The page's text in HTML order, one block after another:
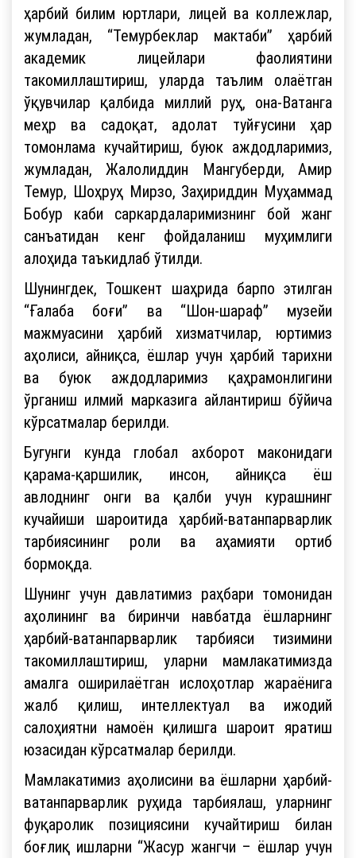
ҳарбий билим юртлари, лицей ва коллежлар,
жумладан, “Темурбеклар мактаби” ҳарбий
академик лицейлари фаолиятини
такомиллаштириш, уларда таълим олаётган
ўқувчилар қалбида миллий руҳ, она-Ватанга
меҳр ва садоқат, адолат туйғусини ҳар
томонлама кучайтириш, буюк аждодларимиз,
жумладан, Жалолиддин Мангуберди, Амир
Темур, Шоҳруҳ Мирзо, Заҳириддин Муҳаммад
Бобур каби саркардаларимизнинг бой жанг
санъатидан кенг фойдаланиш муҳимлиги
алоҳида таъкидлаб ўтилди.
Шунингдек, Тошкент шаҳрида барпо этилган
“Ғалаба боғи” ва “Шон-шараф” музейи
мажмуасини ҳарбий хизматчилар, юртимиз
аҳолиси, айниқса, ёшлар учун ҳарбий тарихни
ва буюк аждодларимиз қаҳрамонлигини
ўрганиш илмий марказига айлантириш бўйича
кўрсатмалар берилди.
Бугунги кунда глобал ахборот маконидаги
қарама-қаршилик, инсон, айниқса ёш
авлоднинг онги ва қалби учун курашнинг
кучайиши шароитида ҳарбий-ватанпарварлик
тарбиясининг роли ва аҳамияти ортиб
бормоқда.
Шунинг учун давлатимиз раҳбари томонидан
аҳолининг ва биринчи навбатда ёшларнинг
ҳарбий-ватанпарварлик тарбияси тизимини
такомиллаштириш, уларни мамлакатимизда
амалга оширилаётган ислоҳотлар жараёнига
жалб қилиш, интеллектуал ва ижодий
салоҳиятни намоён қилишга шароит яратиш
юзасидан кўрсатмалар берилди.
Мамлакатимиз аҳолисини ва ёшларни ҳарбий-
ватанпарварлик руҳида тарбиялаш, уларнинг
фуқаролик позициясини кучайтириш билан
боғлиқ ишларни “Жасур жангчи – ёшлар учун